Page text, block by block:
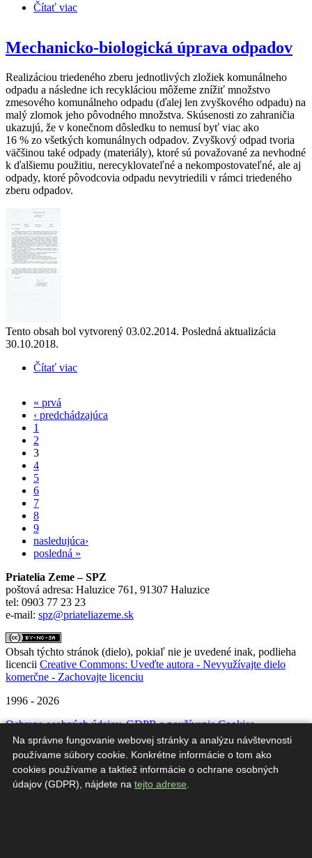
Čítať viac
Mechanicko-biologická úprava odpadov
Realizáciou triedeného zberu jednotlivých zložiek komunálneho
odpadu a následne ich recykláciou môžeme znížiť množstvo
zmesového komunálneho odpadu (ďalej len zvyškového odpadu) na
malý zlomok jeho pôvodného množstva. Skúsenosti zo zahraničia
ukazujú, že v konečnom dôsledku to nemusí byť viac ako
16 % zo všetkých komunálnych odpadov. Zvyškový odpad tvoria
väčšinou také odpady (materiály), ktoré sú považované za nevhodné
k ďalšiemu použitiu, nerecyklovateľné a nekompostovateľné, ale aj
odpady, ktoré pôvodcovia odpadu nevytriedili v rámci triedeného
zberu odpadov.
Tento obsah bol vytvorený 03.02.2014. Posledná aktualizácia
30.10.2018.
Čítať viac
Stránky
« prvá
‹ predchádzajúca
1
2
3
4
5
6
7
8
9
nasledujúca›
posledná »
Priatelia Zeme – SPZ
poštová adresa: Haluzice 761, 91307 Haluzice
tel: 0903 77 23 23
e-mail: spz@priateliazeme.sk
Obsah týchto stránok (dielo), pokiaľ nie je uvedené inak, podlieha
licencii Creative Commons: Uveďte autora - Nevyužívajte dielo
komerčne - Zachovajte licenciu
1996 - 2026
Ochrana osobných údajov, GDPR a používanie Cookies
Táto webová stránka vznikla s finančnou podporou Zero Waste
Europe a Environmentálnym fondom v rámci Zeleného
Na správne fungovanie webovej stránky a analýzu návštevnosti
používame súbory cookie. Konkrétne informácie o tom ako
cookies používame a taktiež informácie o ochrane osobných
údajov (GDPR), nájdete na tejto adrese